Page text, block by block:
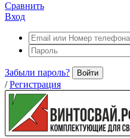
Сравнить
Вход
Забыли пароль? Войти
/ Регистрация